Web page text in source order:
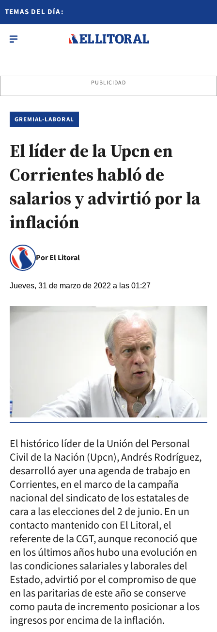
TEMAS DEL DÍA:
PUBLICIDAD
GREMIAL-LABORAL
El líder de la Upcn en
Corrientes habló de
salarios y advirtió por la
inflación
Por El Litoral
Jueves, 31 de marzo de 2022 a las 01:27
El histórico líder de la Unión del Personal
Civil de la Nación (Upcn), Andrés Rodríguez,
desarrolló ayer una agenda de trabajo en
Corrientes, en el marco de la campaña
nacional del sindicato de los estatales de
cara a las elecciones del 2 de junio. En un
contacto mantenido con El Litoral, el
referente de la CGT, aunque reconoció que
en los últimos años hubo una evolución en
las condiciones salariales y laborales del
Estado, advirtió por el compromiso de que
en las paritarias de este año se conserve
como pauta de incremento posicionar a los
ingresos por encima de la inflación.